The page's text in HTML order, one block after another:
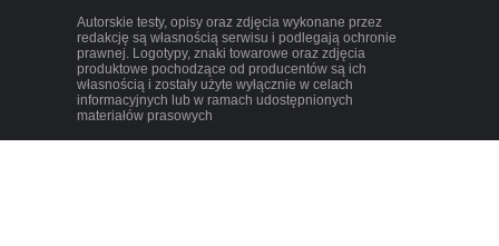
Autorskie testy, opisy oraz zdjęcia wykonane przez
redakcję są własnością serwisu i podlegają ochronie
prawnej. Logotypy, znaki towarowe oraz zdjęcia
produktowe pochodzące od producentów są ich
własnością i zostały użyte wyłącznie w celach
informacyjnych lub w ramach udostępnionych
materiałów prasowych